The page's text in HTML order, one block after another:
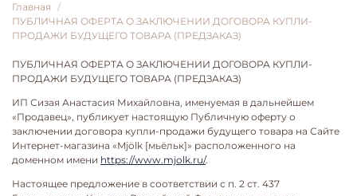
Главная
ПУБЛИЧНАЯ ОФЕРТА О ЗАКЛЮЧЕНИИ ДОГОВОРА КУПЛИ-
ПРОДАЖИ БУДУЩЕГО ТОВАРА (ПРЕДЗАКАЗ)
ПУБЛИЧНАЯ ОФЕРТА О ЗАКЛЮЧЕНИИ ДОГОВОРА КУПЛИ-
ПРОДАЖИ БУДУЩЕГО ТОВАРА (ПРЕДЗАКАЗ)
ИП Сизая Анастасия Михайловна, именуемая в дальнейшем
«Продавец», публикует настоящую Публичную оферту о
заключении договора купли-продажи будущего товара на Сайте
Интернет-магазина «Mjölk [мьёльк]» расположенного на
доменном имени https://www.mjolk.ru/.
Настоящее предложение в соответствии с п. 2 ст. 437